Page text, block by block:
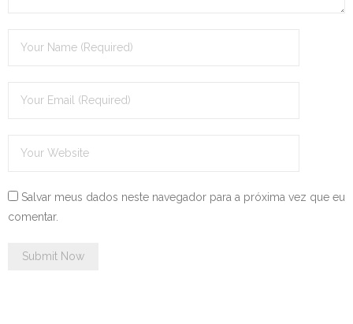
Salvar meus dados neste navegador para a próxima vez que eu
comentar.